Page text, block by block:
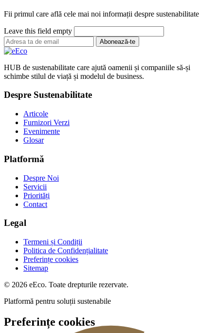
Fii primul care află cele mai noi informații despre sustenabilitate
Leave this field empty
Abonează-te
HUB de sustenabilitate care ajută oamenii și companiile să-și
schimbe stilul de viață și modelul de business.
Despre Sustenabilitate
Articole
Furnizori Verzi
Evenimente
Glosar
Platformă
Despre Noi
Servicii
Priorități
Contact
Legal
Termeni și Condiții
Politica de Confidențialitate
Preferințe cookies
Sitemap
© 2026 eEco. Toate drepturile rezervate.
Platformă pentru soluții sustenabile
Preferințe cookies